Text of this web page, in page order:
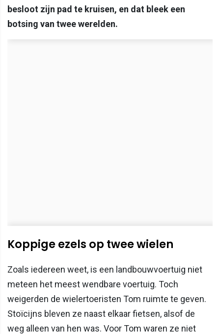
besloot zijn pad te kruisen, en dat bleek een
botsing van twee werelden.
Koppige ezels op twee wielen
Zoals iedereen weet, is een landbouwvoertuig niet
meteen het meest wendbare voertuig. Toch
weigerden de wielertoeristen Tom ruimte te geven.
Stoïcijns bleven ze naast elkaar fietsen, alsof de
weg alleen van hen was. Voor Tom waren ze niet